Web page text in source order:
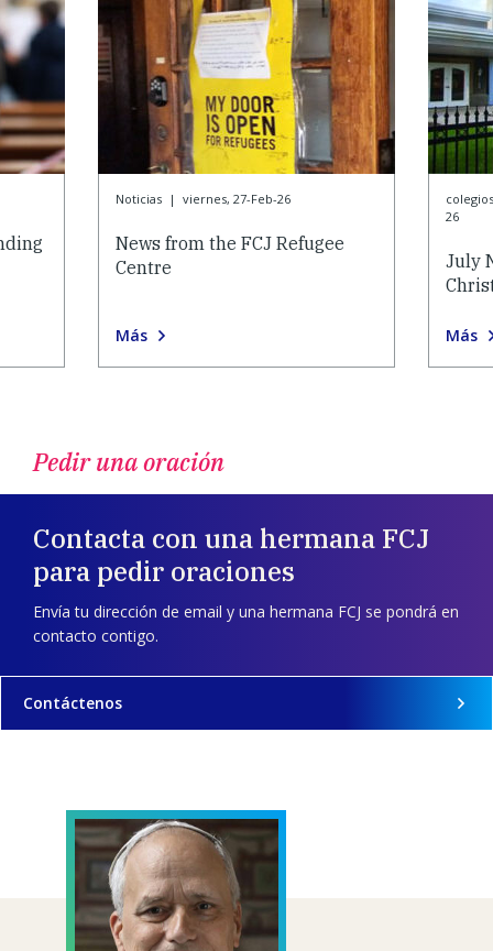
Noticias | viernes, 27-Feb-26
News from the FCJ Refugee
Centre
Más
26
July
Más
Pedir una oración
Contacta con una hermana FCJ
para pedir oraciones
Envía tu dirección de email y una hermana FCJ se pondrá en
contacto contigo.
Contáctenos